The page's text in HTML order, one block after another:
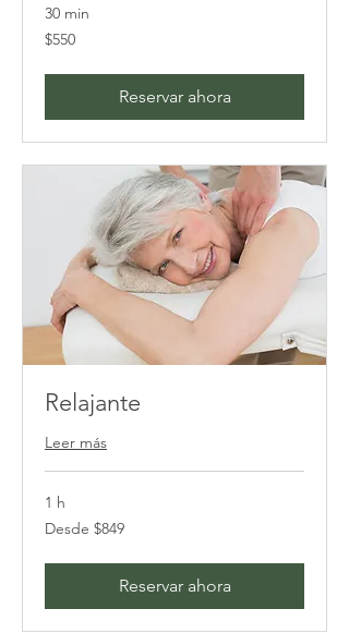
30 min
550
pesos
$550
Reservar ahora
Relajante
Leer más
1 h
Desde
849
Desde $849
Reservar ahora